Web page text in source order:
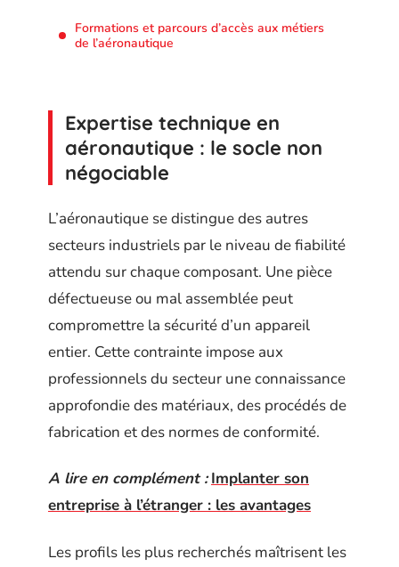
Formations et parcours d’accès aux métiers
de l’aéronautique
Expertise technique en
aéronautique : le socle non
négociable
L’aéronautique se distingue des autres
secteurs industriels par le niveau de fiabilité
attendu sur chaque composant. Une pièce
défectueuse ou mal assemblée peut
compromettre la sécurité d’un appareil
entier. Cette contrainte impose aux
professionnels du secteur une connaissance
approfondie des matériaux, des procédés de
fabrication et des normes de conformité.
A lire en complément : Implanter son
entreprise à l’étranger : les avantages
Les profils les plus recherchés maîtrisent les